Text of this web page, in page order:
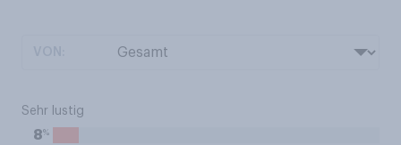
Sehr lustig
8%